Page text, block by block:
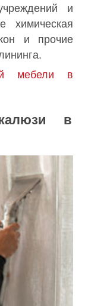
и
химическая
и прочие
мебели в
в